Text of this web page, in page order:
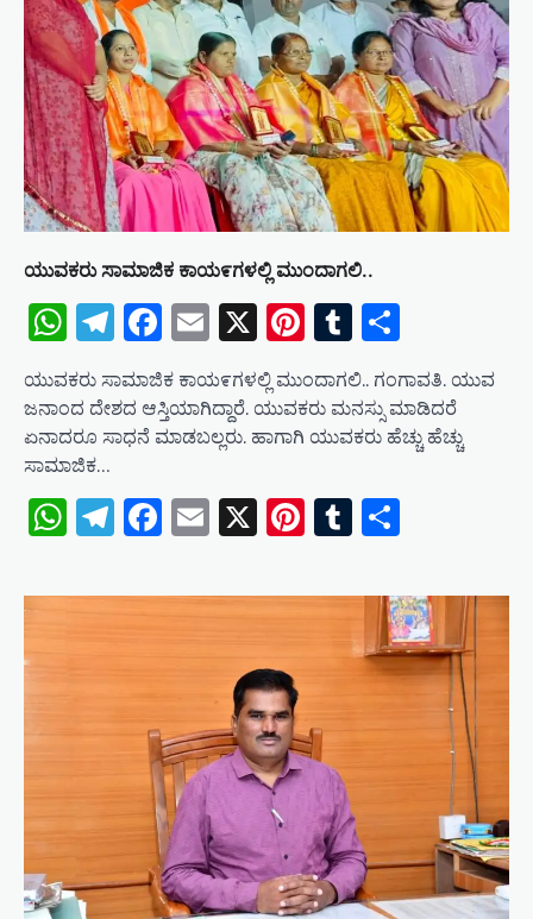
ಯುವಕರು ಸಾಮಾಜಿಕ ಕಾಯ೯ಗಳಲ್ಲಿ ಮುಂದಾಗಲಿ..
WhatsApp
Telegram
Facebook
Email
X Pinterest
Tumblr
ಯುವಕರು ಸಾಮಾಜಿಕ ಕಾಯ೯ಗಳಲ್ಲಿ ಮುಂದಾಗಲಿ.. ಗಂಗಾವತಿ. ಯುವ
ಜನಾಂದ ದೇಶದ ಆಸ್ತಿಯಾಗಿದ್ದಾರೆ. ಯುವಕರು ಮನಸ್ಸು ಮಾಡಿದರೆ
ಏನಾದರೂ ಸಾಧನೆ ಮಾಡಬಲ್ಲರು. ಹಾಗಾಗಿ ಯುವಕರು ಹೆಚ್ಚು ಹೆಚ್ಚು
ಸಾಮಾಜಿಕ…
WhatsApp
Telegram
Facebook
Email
X Pinterest
Tumblr